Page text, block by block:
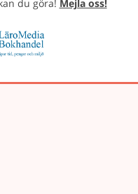
du göra! Mejla oss!